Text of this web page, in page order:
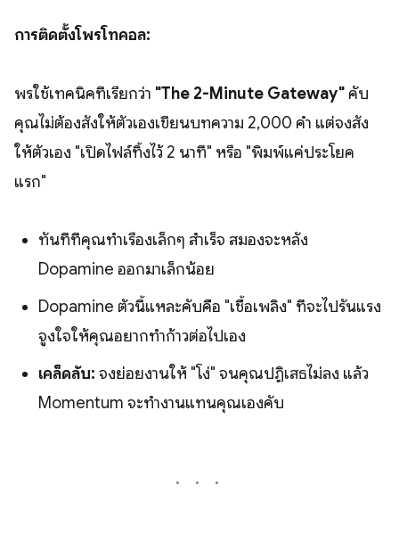
การติดตั้งโพรโทคอล:
พรใช้เทคนิคที่เรียกว่า "The 2-Minute Gateway" คับ
คุณไม่ต้องสั่งให้ตัวเองเขียนบทความ 2,000 คำ แต่จงสั่ง
ให้ตัวเอง "เปิดไฟล์ทิ้งไว้ 2 นาที" หรือ "พิมพ์แค่ประโยค
แรก"
ทันทีที่คุณทำเรื่องเล็กๆ สำเร็จ สมองจะหลั่ง
Dopamine ออกมาเล็กน้อย
Dopamine ตัวนี้แหละคับคือ "เชื้อเพลิง" ที่จะไปรันแรง
จูงใจให้คุณอยากทำก้าวต่อไปเอง
เคล็ดลับ: จงย่อยงานให้ "โง่" จนคุณปฏิเสธไม่ลง แล้ว
Momentum จะทำงานแทนคุณเองคับ